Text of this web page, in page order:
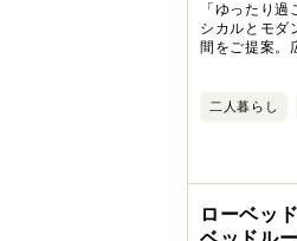
「ゆったり
シカルとモダ
間をご提案。
二人暮らし
ローベッ